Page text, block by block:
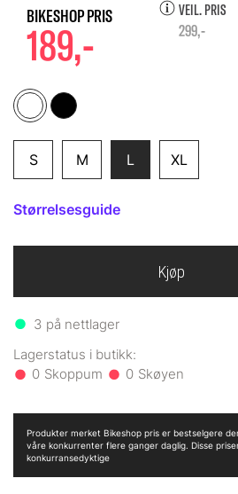
189,-
VEIL. PRIS
299,-
S M L XL
Størrelsesguide
3 på nettlager
0 0
Kjøp
Produkter merket Bikeshop pris er bestselgere
våre konkurrenter flere ganger daglig. Disse
konkurransedyktige